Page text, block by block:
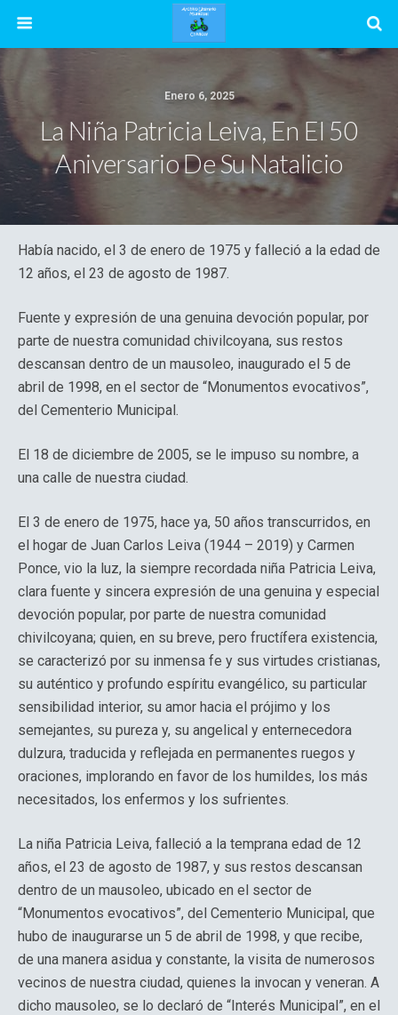
Enero 6, 2025
La Niña Patricia Leiva, En El 50
Aniversario De Su Natalicio
Había nacido, el 3 de enero de 1975 y falleció a la edad de
12 años, el 23 de agosto de 1987.
Fuente y expresión de una genuina devoción popular, por
parte de nuestra comunidad chivilcoyana, sus restos
descansan dentro de un mausoleo, inaugurado el 5 de
abril de 1998, en el sector de “Monumentos evocativos”,
del Cementerio Municipal.
El 18 de diciembre de 2005, se le impuso su nombre, a
una calle de nuestra ciudad.
El 3 de enero de 1975, hace ya, 50 años transcurridos, en
el hogar de Juan Carlos Leiva (1944 – 2019) y Carmen
Ponce, vio la luz, la siempre recordada niña Patricia Leiva,
clara fuente y sincera expresión de una genuina y especial
devoción popular, por parte de nuestra comunidad
chivilcoyana; quien, en su breve, pero fructífera existencia,
se caracterizó por su inmensa fe y sus virtudes cristianas,
su auténtico y profundo espíritu evangélico, su particular
sensibilidad interior, su amor hacia el prójimo y los
semejantes, su pureza y, su angelical y enternecedora
dulzura, traducida y reflejada en permanentes ruegos y
oraciones, implorando en favor de los humildes, los más
necesitados, los enfermos y los sufrientes.
La niña Patricia Leiva, falleció a la temprana edad de 12
años, el 23 de agosto de 1987, y sus restos descansan
dentro de un mausoleo, ubicado en el sector de
“Monumentos evocativos”, del Cementerio Municipal, que
hubo de inaugurarse un 5 de abril de 1998, y que recibe,
de una manera asidua y constante, la visita de numerosos
vecinos de nuestra ciudad, quienes la invocan y veneran. A
dicho mausoleo, se lo declaró de “Interés Municipal”, en el